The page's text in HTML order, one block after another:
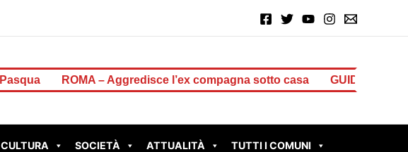
ROMA – Aggredisce l’ex compagna sotto casa GUIDONIA BRUCIA
CULTURA SOCIETÀ ATTUALITÀ TUTTI I COMUNI